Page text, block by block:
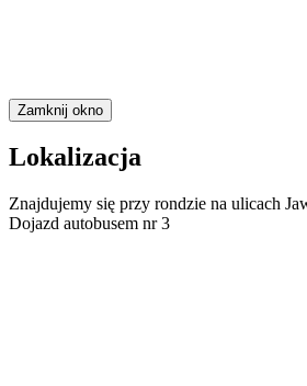
Zamknij okno
Lokalizacja
Znajdujemy się przy rondzie na ulicach
Dojazd autobusem nr 3